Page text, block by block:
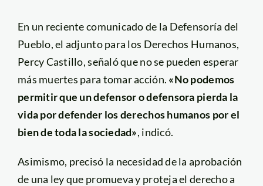
En un reciente comunicado de la Defensoría del
Pueblo, el adjunto para los Derechos Humanos,
Percy Castillo, señaló que no se pueden esperar
más muertes para tomar acción. «No podemos
permitir que un defensor o defensora pierda la
vida por defender los derechos humanos por el
bien de toda la sociedad», indicó.
Asimismo, precisó la necesidad de la aprobación
de una ley que promueva y proteja el derecho a